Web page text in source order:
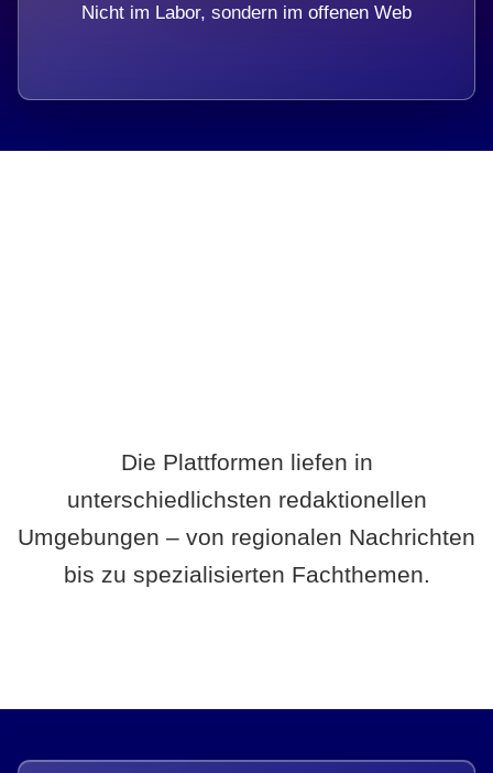
Nicht im Labor, sondern im offenen Web
Die Plattformen liefen in
unterschiedlichsten redaktionellen
Umgebungen – von regionalen Nachrichten
bis zu spezialisierten Fachthemen.